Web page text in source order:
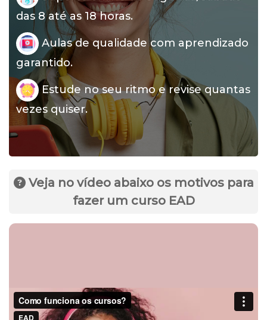
das 8 até as 18 horas.
Aulas de qualidade com aprendizado
garantido.
Estude no seu ritmo e revise quantas
vezes quiser.
Veja no vídeo abaixo os motivos para
fazer um curso EAD